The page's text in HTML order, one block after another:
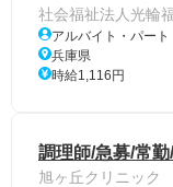
社会福祉法人光輪
アルバイト・パート
兵庫県
時給1,116円
調理師/急募/常
旭ヶ丘クリニック